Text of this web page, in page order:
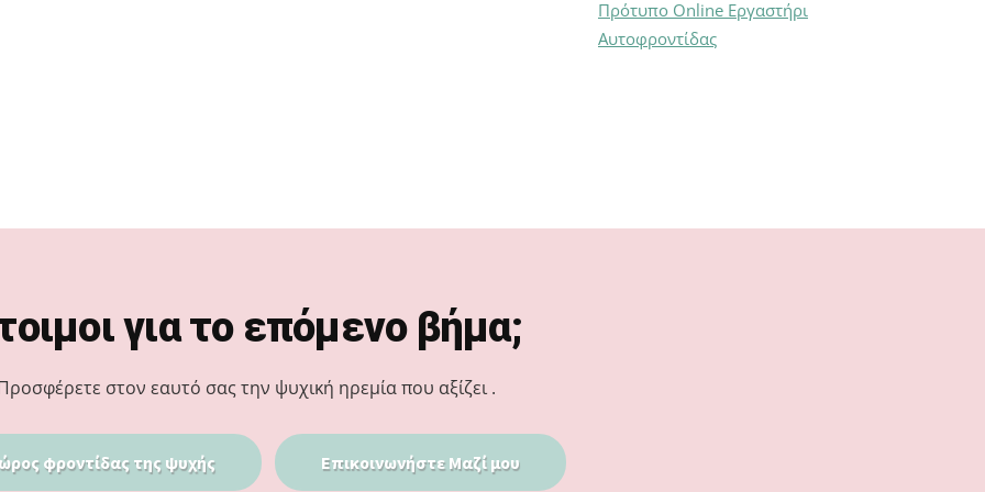
Πρότυπο Online Εργαστήρι
Αυτοφροντίδας
για το επόμενο βήμα;
στον εαυτό σας την ψυχική ηρεμία που αξίζει .
φροντίδας της ψυχής Επικοινωνήστε Μαζί μου